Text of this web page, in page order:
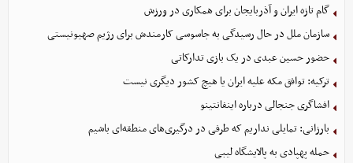
گام تازه ایران و آذربایجان برای همکاری در ورزش
سازمان ملل در حال رسیدگی به جاسوسی کارمندش برای رژیم صهیونیستی
حضور حسین عبدی در یک بازی تدارکاتی
ترکیه: توافق مکه علیه ایران یا هیچ کشور دیگری نیست
افشاگری جنجالی درباره اینفانتینو
بارزانی: تمایلی نداریم که طرفی در درگیری‌های منطقه‌ای باشیم
حمله پهپادی به پالایشگاه لیبی